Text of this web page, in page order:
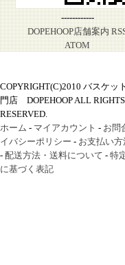
------------
DOPEHOOP店舗案内
ATOM
COPYRIGHT(C)2010 バスケッ
門店 DOPEHOOP ALL RIGHTS
RESERVED.
ホーム - マイアカウント - お問
イバシーポリシー - お支払い
- 配送方法・送料について - 特
に基づく表記